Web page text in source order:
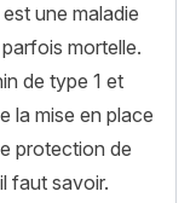
une maladie
mortelle.
de type 1 et
la mise en place
protection de
faut savoir.